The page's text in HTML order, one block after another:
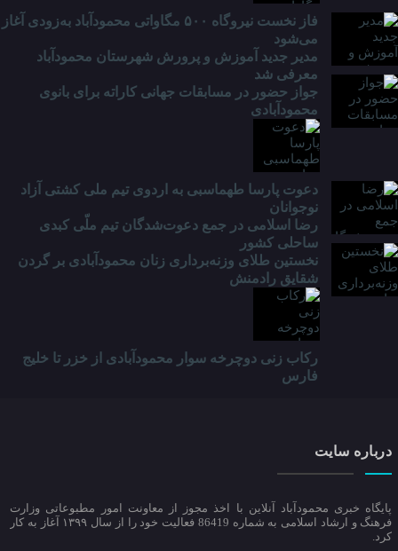
فاز نخست نیروگاه ۵۰۰ مگاواتی محمودآباد به‌زودی آغاز
می‌شود
مدیر جدید آموزش و پرورش شهرستان محمودآباد
معرفی شد
جواز حضور در مسابقات جهانی کاراته برای بانوی
محمودآبادی
دعوت پارسا طهماسبی به اردوی تیم ملی کشتی آزاد
نوجوانان
رضا اسلامی در جمع دعوت‌شدگان تیم ملّی کبدی
ساحلی کشور
نخستین طلای وزنه‌برداری زنان محمودآبادی بر گردن
شقایق رادمنش
رکاب زنی دوچرخه سوار محمودآبادی از خزر تا خلیج
فارس
درباره سایت
پایگاه خبری محمودآباد آنلاین با اخذ مجوز از معاونت امور مطبوعاتی وزارت
فرهنگ و ارشاد اسلامی به شماره 86419 فعالیت خود را از سال ۱۳۹۹ آغاز به کار
کرد.